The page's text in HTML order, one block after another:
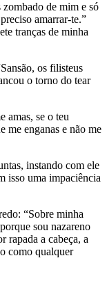
de mim e só
amarrar-te.”
tranças de minha
os filisteus
o torno do tear
amas, se o teu
me enganas e não me
instando com ele
isso uma impaciência
“Sobre minha
sou nazareno
rapada a cabeça, a
como qualquer